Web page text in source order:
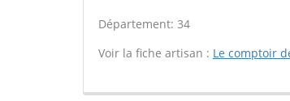
Département: 34
Voir la fiche artisan : Le comptoir